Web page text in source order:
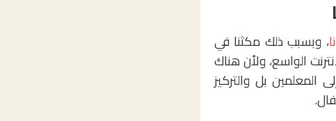
، وبسبب ذلك مكثنا في
الواسع، ولأن هناك
المعلمين بل والتركيز